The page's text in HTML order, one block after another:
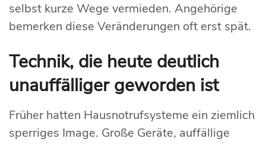
selbst kurze Wege vermieden. Angehörige
bemerken diese Veränderungen oft erst spät.
Technik, die heute deutlich
unauffälliger geworden ist
Früher hatten Hausnotrufsysteme ein ziemlich
sperriges Image. Große Geräte, auffällige